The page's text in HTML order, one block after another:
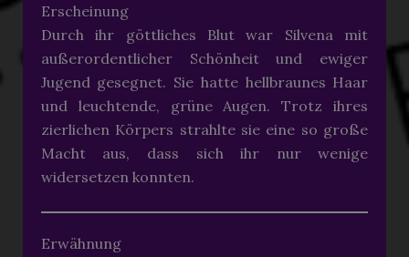
Erscheinung
Durch ihr göttliches Blut war Silvena mit
außerordentlicher Schönheit und ewiger
Jugend gesegnet. Sie hatte hellbraunes Haar
und leuchtende, grüne Augen. Trotz ihres
zierlichen Körpers strahlte sie eine so große
Macht aus, dass sich ihr nur wenige
widersetzen konnten.
Erwähnung